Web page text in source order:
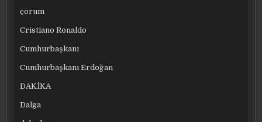
çorum
Cristiano Ronaldo
Cumhurbaşkanı
Cumhurbaşkanı Erdoğan
DAKİKA
Dalga